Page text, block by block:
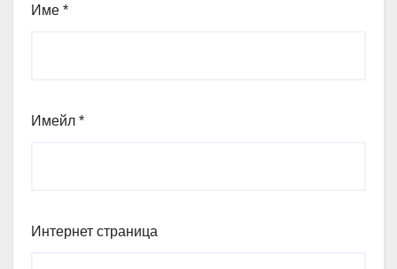
Име *
Имейл *
Интернет страница